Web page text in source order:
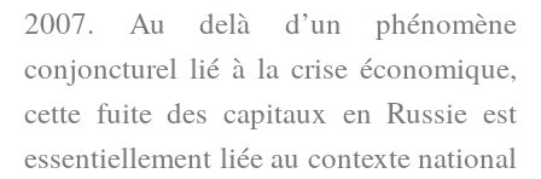
2007. Au delà d’un phénomène
conjoncturel lié à la crise économique,
cette fuite des capitaux en Russie est
essentiellement liée au contexte national